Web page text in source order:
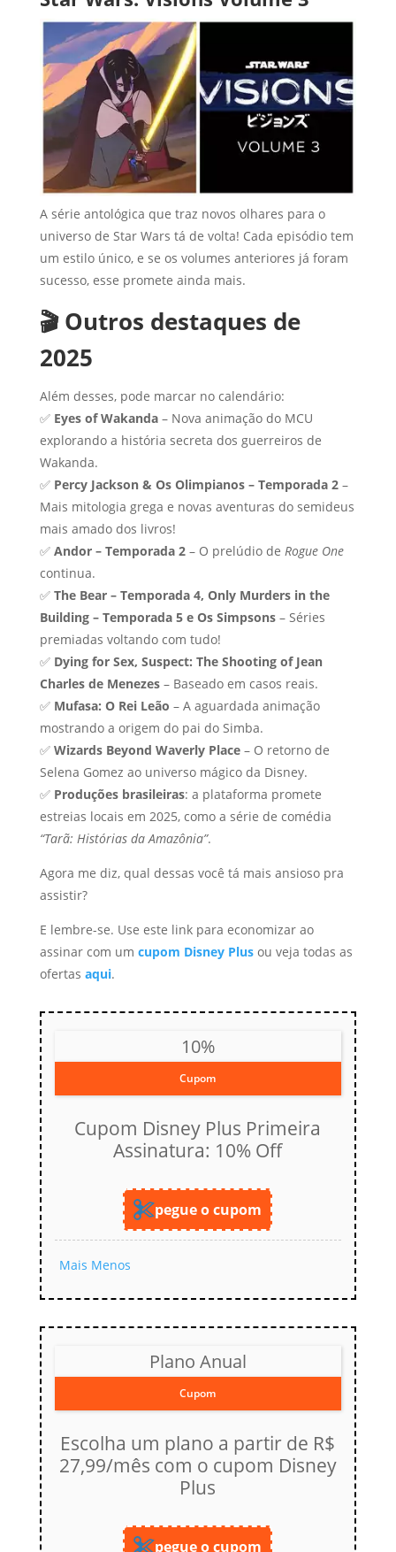
A série antológica que traz novos olhares para o
universo de Star Wars tá de volta! Cada episódio tem
um estilo único, e se os volumes anteriores já foram
sucesso, esse promete ainda mais.
🎬 Outros destaques de
2025
Além desses, pode marcar no calendário:
✅ Eyes of Wakanda– Nova animação do MCU
explorando a história secreta dos guerreiros de
Wakanda.
✅ Percy Jackson & Os Olimpianos – Temporada 2–
Mais mitologia grega e novas aventuras do semideus
mais amado dos livros!
✅ Andor – Temporada 2– O prelúdio de Rogue One
continua.
✅ The Bear – Temporada 4, Only Murders in the
Building – Temporada 5 e Os Simpsons– Séries
premiadas voltando com tudo!
✅ Dying for Sex, Suspect: The Shooting of Jean
Charles de Menezes– Baseado em casos reais.
✅ Mufasa: O Rei Leão – A aguardada animação
mostrando a origem do pai do Simba.
✅ Wizards Beyond Waverly Place– O retorno de
Selena Gomez ao universo mágico da Disney.
✅ Produções brasileiras: a plataforma promete
estreias locais em 2025, como a série de comédia
“Tarã: Histórias da Amazônia”.
Agora me diz, qual dessas você tá mais ansioso pra
assistir?
E lembre-se. Use este link para economizar ao
assinar com um cupom Disney Plusou veja todas as
ofertas aqui.
10%
Cupom
Cupom Disney Plus Primeira
Assinatura: 10% Off
pegue o cupom
Mais Menos
Plano Anual
Cupom
Escolha um plano a partir de R$
27,99/mês com o cupom Disney
Plus
pegue o cupom